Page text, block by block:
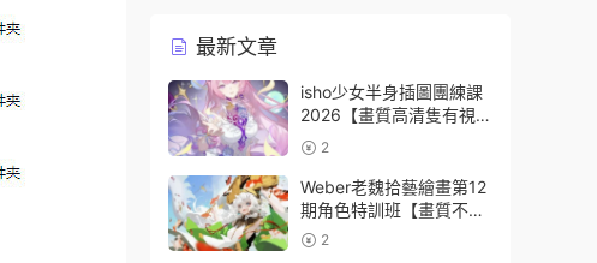
最新文章
isho少女半身插圖團練課
2026【畫質高清隻有視
頻】2
Weber老魏拾藝繪畫第12
期角色特訓班【畫質不錯
隻有視頻】
2